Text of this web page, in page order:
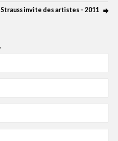
invite des artistes – 2011